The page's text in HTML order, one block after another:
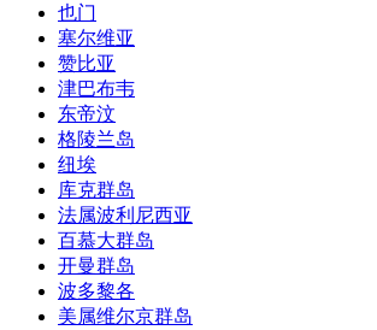
也门
塞尔维亚
赞比亚
津巴布韦
东帝汶
格陵兰岛
纽埃
库克群岛
法属波利尼西亚
百慕大群岛
开曼群岛
波多黎各
美属维尔京群岛